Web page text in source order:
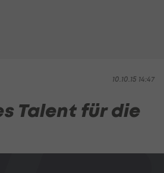
10.10.15 14:47
Talent für die